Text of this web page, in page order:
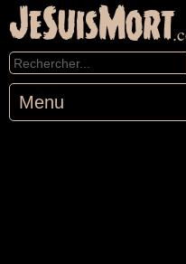
JeSuisMort
Menu